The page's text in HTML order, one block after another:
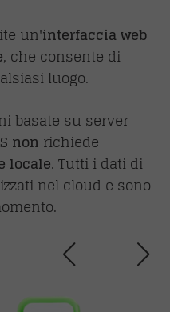
un'interfaccia web
, che consente di
luogo.
basate su server
non richiede
locale. Tutti i dati di
nel cloud e sono